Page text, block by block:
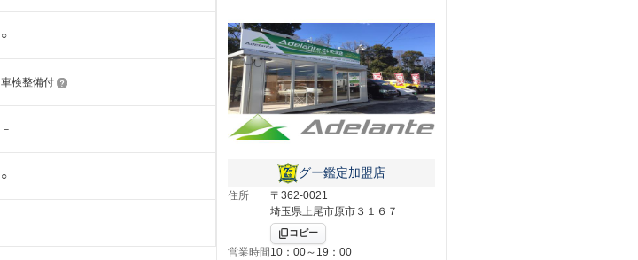
○
車検整備付
－
○ グー鑑定加盟店
住所
〒362-0021
埼玉県上尾市原市３１６７
コピー
営業時間10：00～19：00